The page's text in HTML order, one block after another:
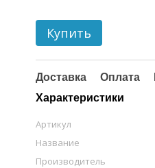
Купить
Доставка Оплата
Характеристики
Артикул
Название
Производитель